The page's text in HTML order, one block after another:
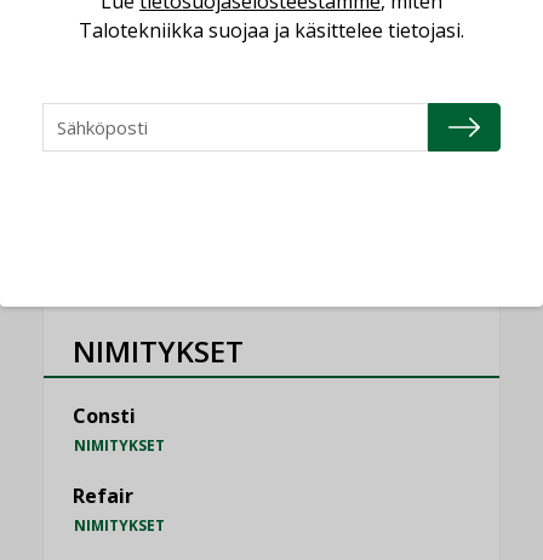
KOLUMNI
MIELIPIDE
NIMITYKSET
Consti
NIMITYKSET
Refair
NIMITYKSET
Talotekniikka suojaa ja käsittelee tietojasi.